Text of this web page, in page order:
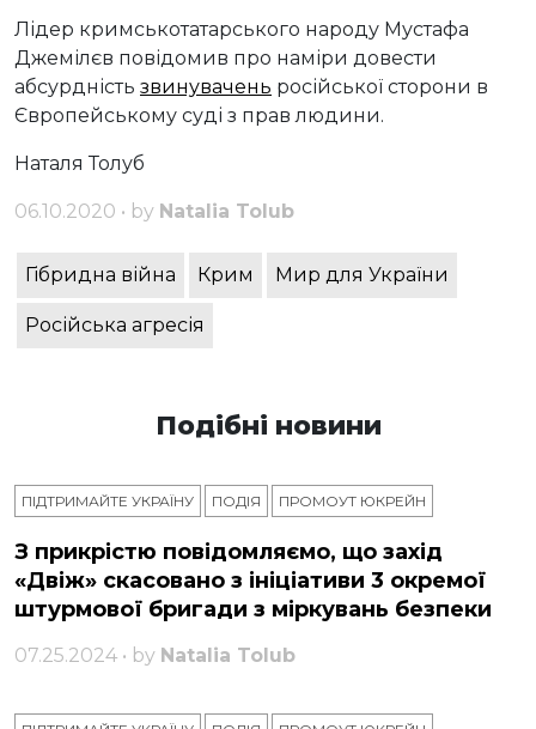
Лідер кримськотатарського народу Мустафа
Джемілєв повідомив про наміри довести
абсурдність звинувачень російської сторони в
Європейському суді з прав людини.
Наталя Толуб
06.10.2020 • by Natalia Tolub
Гібридна війна Крим Мир для України
Російська агресія
Подібні новини
ПІДТРИМАЙТЕ УКРАЇНУ ПОДІЯ ПРОМОУТ ЮКРЕЙН
З прикрістю повідомляємо, що захід
«Двіж» скасовано з ініціативи 3 окремої
штурмової бригади з міркувань безпеки
07.25.2024 • by Natalia Tolub